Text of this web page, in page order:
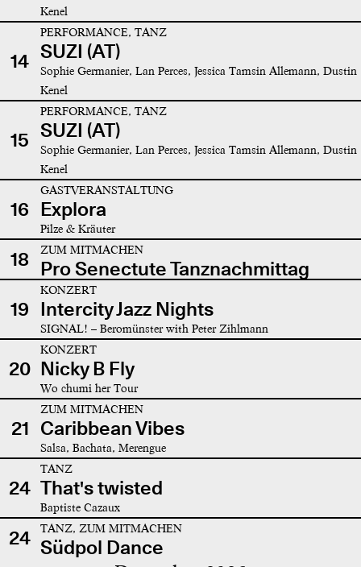
Kenel
14
PERFORMANCE, TANZ
SUZI (AT)
Sophie Germanier, Lan Perces, Jessica Tamsin Allemann, Dustin
Kenel
15
PERFORMANCE, TANZ
SUZI (AT)
Sophie Germanier, Lan Perces, Jessica Tamsin Allemann, Dustin
Kenel
16
GASTVERANSTALTUNG
Explora
Pilze & Kräuter
18 ZUM MITMACHEN
Pro Senectute Tanznachmittag
19
KONZERT
Intercity Jazz Nights
SIGNAL! – Beromünster with Peter Zihlmann
20
KONZERT
Nicky B Fly
Wo chumi her Tour
21
ZUM MITMACHEN
Caribbean Vibes
Salsa, Bachata, Merengue
24
TANZ
That's twisted
Baptiste Cazaux
24 TANZ, ZUM MITMACHEN
Südpol Dance